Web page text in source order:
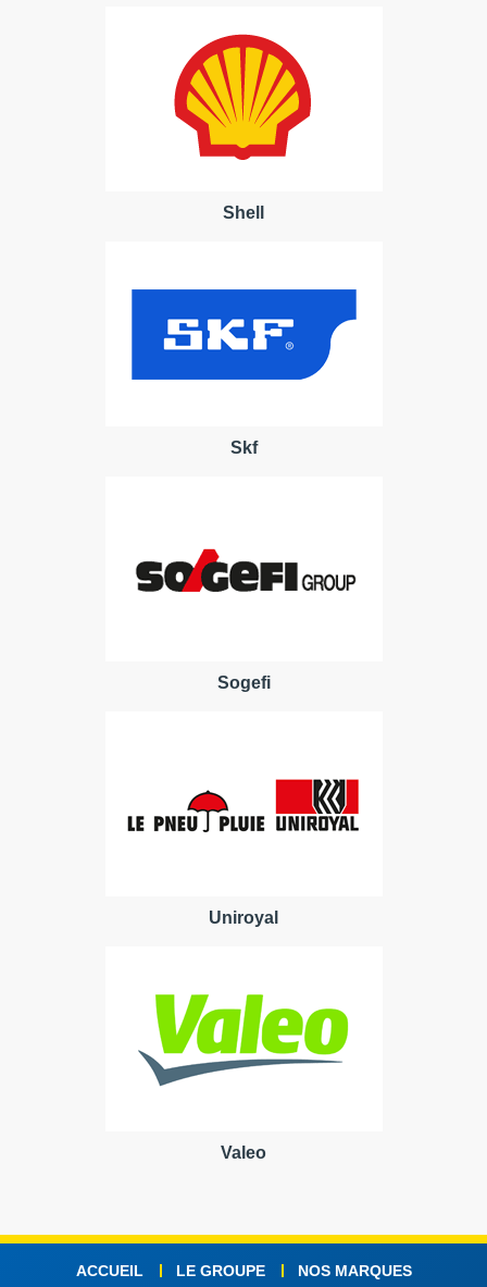
Shell
Skf
Sogefi
Uniroyal
Valeo
ACCUEIL LE GROUPE NOS MARQUES